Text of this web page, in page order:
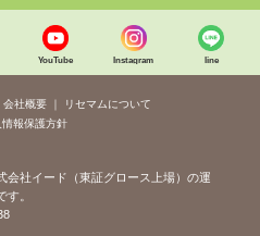
YouTube Instagram line
会社概要
リセマムについて
情報保護方針
会社イード（東証グロース上場）の運
。